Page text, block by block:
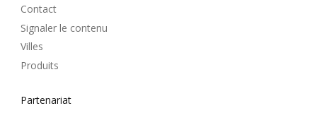
Contact
Signaler le contenu
Villes
Produits
Partenariat